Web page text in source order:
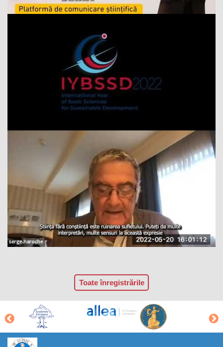
Toate înregistrările
https://propletenie.ru/